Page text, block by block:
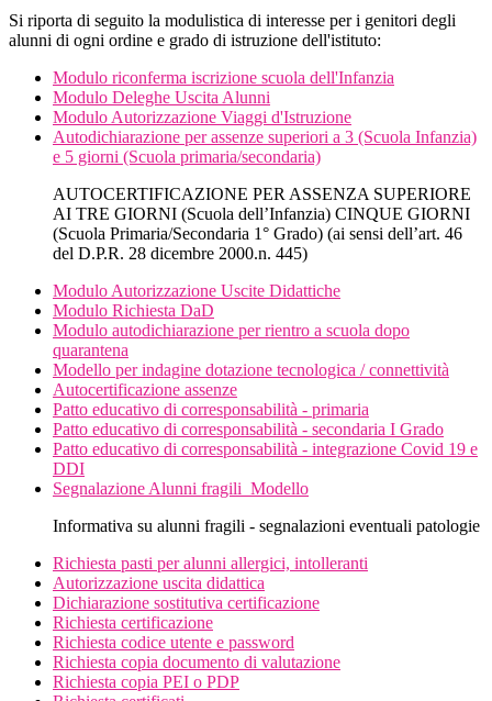
Si riporta di seguito la modulistica di interesse per i genitori degli
alunni di ogni ordine e grado di istruzione dell'istituto:
Modulo riconferma iscrizione scuola dell'Infanzia
Modulo Deleghe Uscita Alunni
Modulo Autorizzazione Viaggi d'Istruzione
Autodichiarazione per assenze superiori a 3 (Scuola Infanzia)
e 5 giorni (Scuola primaria/secondaria)
AUTOCERTIFICAZIONE PER ASSENZA SUPERIORE
AI TRE GIORNI (Scuola dell’Infanzia) CINQUE GIORNI
(Scuola Primaria/Secondaria 1° Grado) (ai sensi dell’art. 46
del D.P.R. 28 dicembre 2000.n. 445)
Modulo Autorizzazione Uscite Didattiche
Modulo Richiesta DaD
Modulo autodichiarazione per rientro a scuola dopo
quarantena
Modello per indagine dotazione tecnologica / connettività
Autocertificazione assenze
Patto educativo di corresponsabilità - primaria
Patto educativo di corresponsabilità - secondaria I Grado
Patto educativo di corresponsabilità - integrazione Covid 19 e
DDI
Segnalazione Alunni fragili_Modello
Informativa su alunni fragili - segnalazioni eventuali patologie
Richiesta pasti per alunni allergici, intolleranti
Autorizzazione uscita didattica
Dichiarazione sostitutiva certificazione
Richiesta certificazione
Richiesta codice utente e password
Richiesta copia documento di valutazione
Richiesta copia PEI o PDP